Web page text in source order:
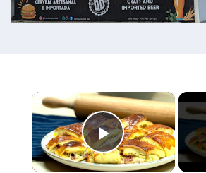
×
Play Video